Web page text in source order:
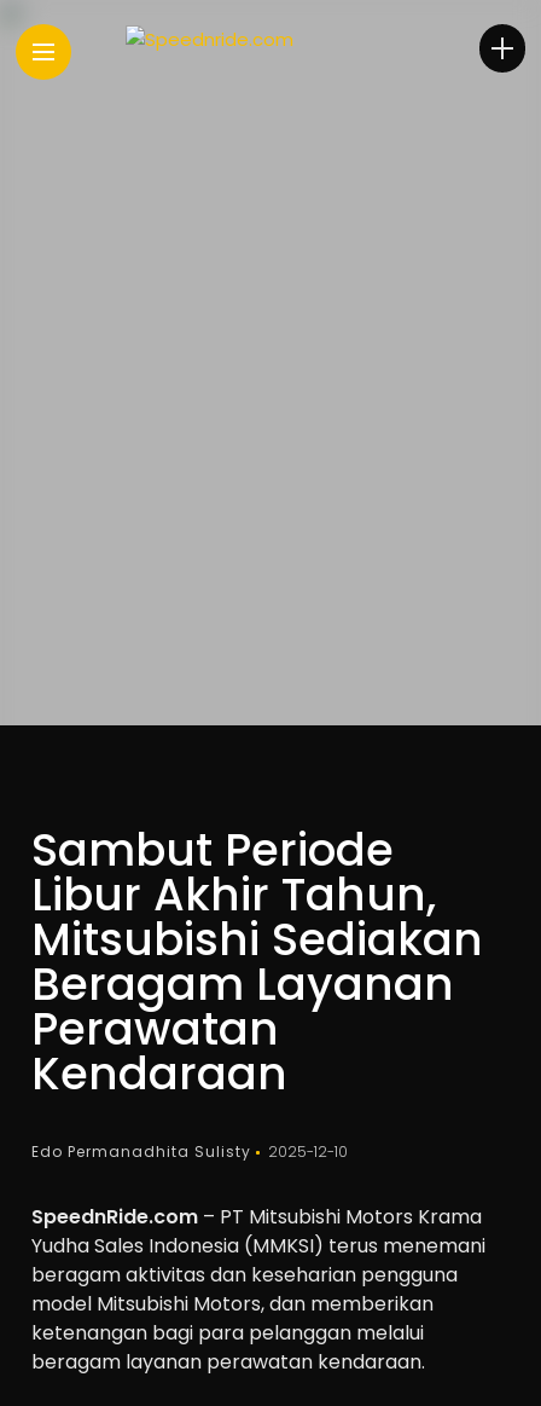
Sambut Periode
Libur Akhir Tahun,
Mitsubishi Sediakan
Beragam Layanan
Perawatan
Kendaraan
Edo Permanadhita Sulisty 2025-12-10
SpeednRide.com – PT Mitsubishi Motors Krama
Yudha Sales Indonesia (MMKSI) terus menemani
beragam aktivitas dan keseharian pengguna
model Mitsubishi Motors, dan memberikan
ketenangan bagi para pelanggan melalui
beragam layanan perawatan kendaraan.